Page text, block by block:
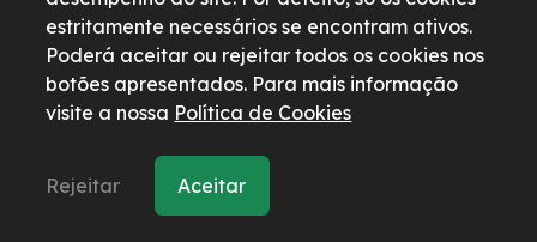
+351 249 531 612
Chamada para a rede fixa nacional
geral@freguesiadefatima.pt
Mercado de Fátima
Biblioteca Pública de Fátima
estritamente necessários se encontram ativos.
Poderá aceitar ou rejeitar todos os cookies nos
botões apresentados. Para mais informação
visite a nossa Política de Cookies
Rejeitar Aceitar